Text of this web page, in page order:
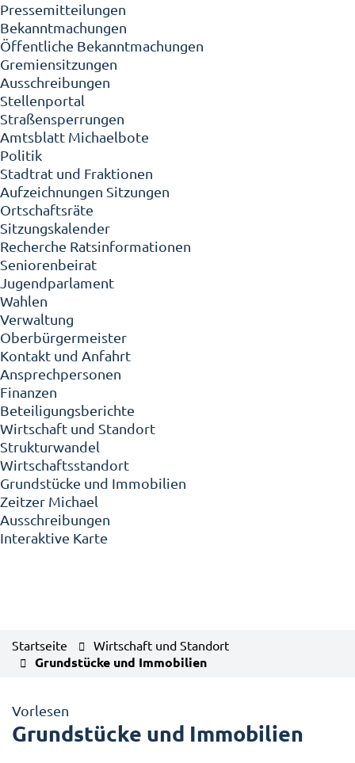
Pressemitteilungen
Bekanntmachungen
Öffentliche Bekanntmachungen
Gremiensitzungen
Ausschreibungen
Stellenportal
Straßensperrungen
Amtsblatt Michaelbote
Politik
Stadtrat und Fraktionen
Aufzeichnungen Sitzungen
Ortschaftsräte
Sitzungskalender
Recherche Ratsinformationen
Seniorenbeirat
Jugendparlament
Wahlen
Verwaltung
Oberbürgermeister
Kontakt und Anfahrt
Ansprechpersonen
Finanzen
Beteiligungsberichte
Wirtschaft und Standort
Strukturwandel
Wirtschaftsstandort
Grundstücke und Immobilien
Zeitzer Michael
Ausschreibungen
Interaktive Karte
Startseite Wirtschaft und Standort
Grundstücke und Immobilien
Vorlesen
Grundstücke und Immobilien